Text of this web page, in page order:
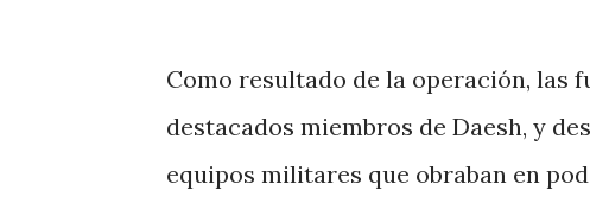
Como resultado de la operación, las
destacados miembros de Daesh, y
equipos militares que obraban en